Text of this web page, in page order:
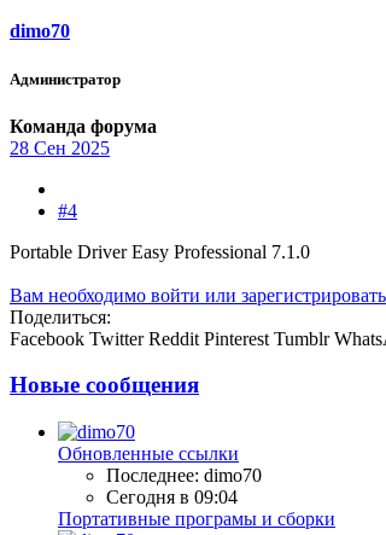
dimo70
Администратор
Команда форума
28 Сен 2025
#4
Portable Driver Easy Professional 7.1.0
Вам необходимо войти или
Поделиться:
Facebook Twitter Reddit Pinterest Tumblr
Новые сообщения
Обновленные ссылки
Последнее: dimo70
Сегодня в 09:04
Портативные програмы и сборки